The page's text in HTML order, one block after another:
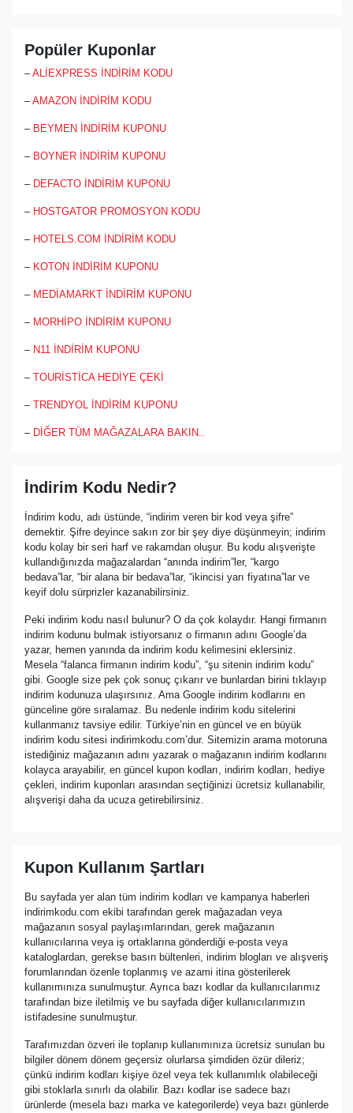
Popüler Kuponlar
–ALİEXPRESS İNDİRİM KODU
–AMAZON İNDİRİM KODU
– BEYMEN İNDİRİM KUPONU
– BOYNER İNDİRİM KUPONU
– DEFACTO İNDİRİM KUPONU
– HOSTGATOR PROMOSYON KODU
– HOTELS.COM İNDİRİM KODU
– KOTON İNDİRİM KUPONU
– MEDİAMARKT İNDİRİM KUPONU
– MORHİPO İNDİRİM KUPONU
– N11 İNDİRİM KUPONU
– TOURİSTİCA HEDİYE ÇEKİ
– TRENDYOL İNDİRİM KUPONU
– DİĞER TÜM MAĞAZALARA BAKIN..
İndirim Kodu Nedir?
İndirim kodu, adı üstünde, “indirim veren bir kod veya şifre”
demektir. Şifre deyince sakın zor bir şey diye düşünmeyin; indirim
kodu kolay bir seri harf ve rakamdan oluşur. Bu kodu alışverişte
kullandığınızda mağazalardan “anında indirim”ler, “kargo
bedava”lar, “bir alana bir bedava”lar, “ikincisi yarı fiyatına”lar ve
keyif dolu sürprizler kazanabilirsiniz.
Peki indirim kodu nasıl bulunur? O da çok kolaydır. Hangi firmanın
indirim kodunu bulmak istiyorsanız o firmanın adını Google’da
yazar, hemen yanında da indirim kodu kelimesini eklersiniz.
Mesela “falanca firmanın indirim kodu”, “şu sitenin indirim kodu”
gibi. Google size pek çok sonuç çıkarır ve bunlardan birini tıklayıp
indirim kodunuza ulaşırsınız. Ama Google indirim kodlarını en
günceline göre sıralamaz. Bu nedenle indirim kodu sitelerini
kullanmanız tavsiye edilir. Türkiye’nin en güncel ve en büyük
indirim kodu sitesi indirimkodu.com’dur. Sitemizin arama motoruna
istediğiniz mağazanın adını yazarak o mağazanın indirim kodlarını
kolayca arayabilir, en güncel kupon kodları, indirim kodları, hediye
çekleri, indirim kuponları arasından seçtiğinizi ücretsiz kullanabilir,
alışverişi daha da ucuza getirebilirsiniz.
Kupon Kullanım Şartları
Bu sayfada yer alan tüm indirim kodları ve kampanya haberleri
indirimkodu.com ekibi tarafından gerek mağazadan veya
mağazanın sosyal paylaşımlarından, gerek mağazanın
kullanıcılarına veya iş ortaklarına gönderdiği e-posta veya
kataloglardan, gerekse basın bültenleri, indirim blogları ve alışveriş
forumlarından özenle toplanmış ve azami itina gösterilerek
kullanımınıza sunulmuştur. Ayrıca bazı kodlar da kullanıcılarımız
tarafından bize iletilmiş ve bu sayfada diğer kullanıcılarımızın
istifadesine sunulmuştur.
Tarafımızdan özveri ile toplanıp kullanımınıza ücretsiz sunulan bu
bilgiler dönem dönem geçersiz olurlarsa şimdiden özür dileriz;
çünkü indirim kodları kişiye özel veya tek kullanımlık olabileceği
gibi stoklarla sınırlı da olabilir. Bazı kodlar ise sadece bazı
ürünlerde (mesela bazı marka ve kategorilerde) veya bazı günlerde